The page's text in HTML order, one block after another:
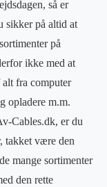
så er
sikker på altid at
på
ikke med at
fra computer
opladere m.m.
Cables.dk, er du
takket være den
mange sortimenter
den rette